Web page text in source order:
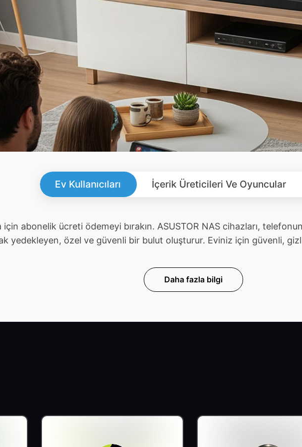
Ev Kullanıcıları İçerik Üreticileri Ve Oyuncular
için abonelik ücreti ödemeyi bırakın. ASUSTOR NAS cihazları,
yedekleyen, özel ve güvenli bir bulut oluşturur. Eviniz için güvenli,
Daha fazla bilgi